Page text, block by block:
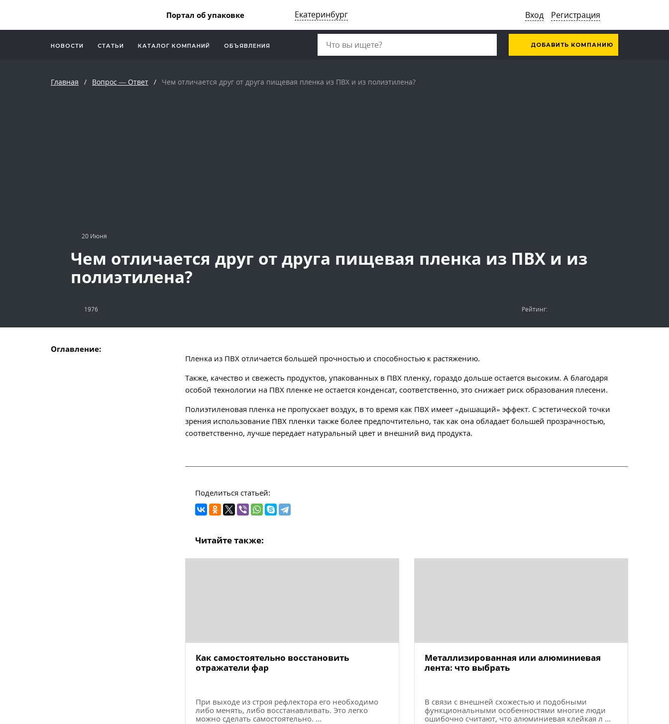
Портал об упаковке Екатеринбург Вход Регистрация
НОВОСТИ СТАТЬИ КАТАЛОГ КОМПАНИЙ ОБЪЯВЛЕНИЯ ДОБАВИТЬ КОМПАНИЮ
Главная / Вопрос — Ответ / Чем отличается друг от друга пищевая пленка из ПВХ и из полиэтилена?
20 Июня
Чем отличается друг от друга пищевая пленка из ПВХ и из
полиэтилена?
1976 Рейтинг:
Оглавление:
Пленка из ПВХ отличается большей прочностью и способностью к растяжению.
Также, качество и свежесть продуктов, упакованных в ПВХ пленку, гораздо дольше остается высоким. А благодаря
особой технологии на ПВХ пленке не остается конденсат, соответственно, это снижает риск образования плесени.
Полиэтиленовая пленка не пропускает воздух, в то время как ПВХ имеет «дышащий» эффект. С эстетической точки
зрения использование ПВХ пленки также более предпочтительно, так как она обладает большей прозрачностью,
соответственно, лучше передает натуральный цвет и внешний вид продукта.
Поделиться статьей:
Читайте также:
Как самостоятельно восстановить
отражатели фар
При выходе из строя рефлектора его необходимо
либо менять, либо восстанавливать. Это легко
можно сделать самостоятельно. ...
Металлизированная или алюминиевая
лента: что выбрать
В связи с внешней схожестью и подобными
функциональными особенностями многие люди
ошибочно считают, что алюминиевая клейкая л ...